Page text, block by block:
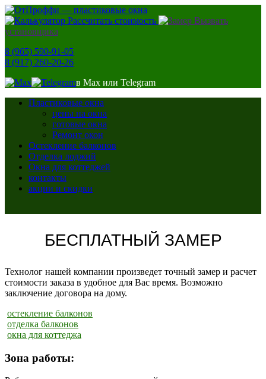
Рассчитать стоимость
Вызвать
установщика
8 (965) 590-91-05
8 (917) 260-20-26
в Max или Telegram
Пластиковые окна
цены на окна
готовые окна
Ремонт окон
Остекление балконов
Отделка лоджий
Окна для коттеджей
контакты
акции и скидки
БЕСПЛАТНЫЙ ЗАМЕР
Технолог нашей компании произведет точный замер и расчет
стоимости заказа в удобное для Вас время. Возможно
заключение договора на дому.
остекление балконов
отделка балконов
окна для коттеджа
Зона работы: